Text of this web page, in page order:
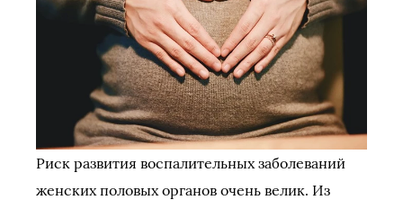
Риск развития воспалительных заболеваний
женских половых органов очень велик. Из